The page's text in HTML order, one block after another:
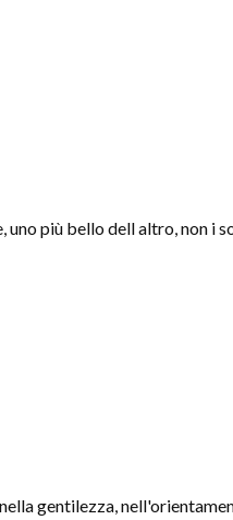
più bello dell altro, non i
gentilezza,